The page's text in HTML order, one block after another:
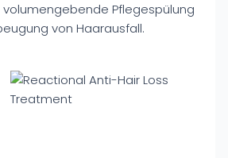
volumengebende Pflegespülung
von Haarausfall.